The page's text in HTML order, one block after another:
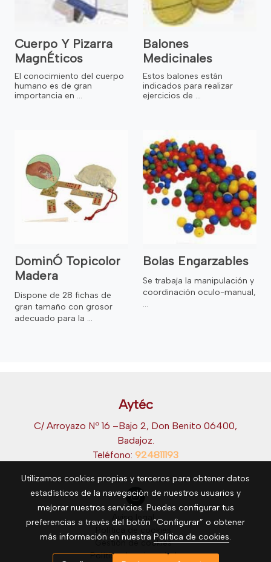
Cuerpo Y Pizarra
MagnÉticos
El conocimiento del cuerpo
humano es de gran
importancia en ...
Balones
Medicinales
Estos balones están
indicados para realizar
ejercicios de ...
DominÓ Topicolor
Madera
Dispone de 28 fichas de
gran tamaño con grosor
adecuado para la ...
Bolas Engarzables
Se trabaja la manipulación y
coordinación oculo-manual,
...
Aytéc
C/ Arroyazo Nº 16 –Bajo 2, Don Benito 06400,
Badajoz.
Teléfono: 924811193
Aviso legal
Gestión de cookies
Política de privacidad
Utilizamos cookies propias y terceros para obtener datos
estadísticos de la navegación de nuestros usuarios y
mejorar nuestros servicios. Puedes configurar tus
preferencias a través del botón “Configurar” o obtener
más información en nuestra Política de cookies.